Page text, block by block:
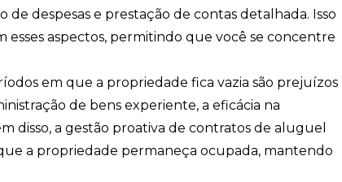
despesas e prestação de contas detalhada. Isso
aspectos, permitindo que você se concentre
em que a propriedade fica vazia são prejuízos
de bens experiente, a eficácia na
disso, a gestão proativa de contratos de aluguel
a propriedade permaneça ocupada, mantendo